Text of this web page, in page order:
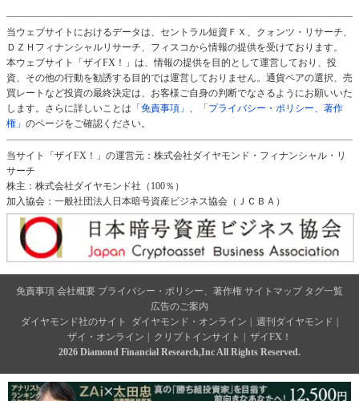
当ウェブサイトにおけるデータは、セントラル短資ＦＸ、クォンツ・リサーチ、
ＤＺＨフィナンシャルリサーチ、フィスコから情報の提供を受けております。
本ウェブサイト「ザイFX！」は、情報の提供を目的として運営しており、投
資、その他の行動を勧誘する目的では運営しておりません。通貨ペアの選択、売
買レートなど投資の最終決定は、お客様ご自身の判断でなさるようにお願いいた
します。さらに詳しいことは 「免責事項」
「プライバシー・ポリシー、著作
権」 のページをご確認ください。
当サイト「ザイFX！」の運営元：株式会社ダイヤモンド・フィナンシャル・リ
サーチ
株主：株式会社ダイヤモンド社（100％）
加入協会：一般社団法人日本暗号資産ビジネス協会（ＪＣＢＡ）
免責事項 会社概要 プライバシー・ポリシー、著作権 サイトマップ タグ一覧
広告のご案内
ダイヤモンド社のサイト
ダイヤモンド・オンライン 週刊ダイヤモンド
ザイ・オンライン
クリプトインサイト
ザイFX！
2026 Diamond Financial Research,Inc All Rights Reserved.